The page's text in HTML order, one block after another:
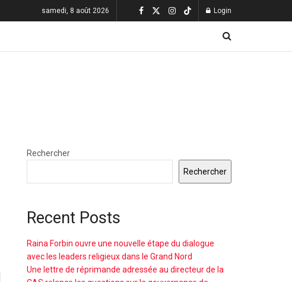
samedi, 8 août 2026 Login
Rechercher
Rechercher
Recent Posts
Raina Forbin ouvre une nouvelle étape du dialogue
avec les leaders religieux dans le Grand Nord
Une lettre de réprimande adressée au directeur de la